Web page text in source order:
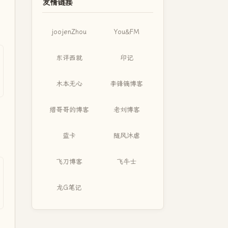
友情链接
joojenZhou You&FM
东评西就 印记
木本无心 李锋镝博客
缙哥哥的博客 老刘博客
蓝卡 随风沐虐
飞刀博客 飞牛士
龙G笔记